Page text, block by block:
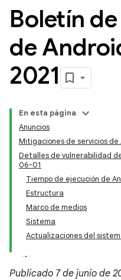
Boletín
de
2021
En esta página
Anuncios
Mitigaciones de servicios de
Detalles de vulnerabilidad
06-01
Tiempo de ejecución de
Estructura
Marco de medios
Sistema
Actualizaciones del
Publicado 7 de junio de